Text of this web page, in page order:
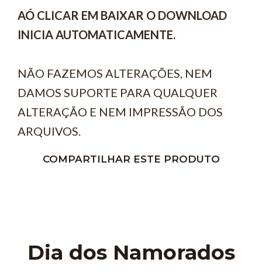
AÓ CLICAR EM BAIXAR O DOWNLOAD
INICIA AUTOMATICAMENTE.
NÃO FAZEMOS ALTERAÇÕES, NEM
DAMOS SUPORTE PARA QUALQUER
ALTERAÇÃO E NEM IMPRESSÃO DOS
ARQUIVOS.
COMPARTILHAR ESTE PRODUTO
Dia dos Namorados